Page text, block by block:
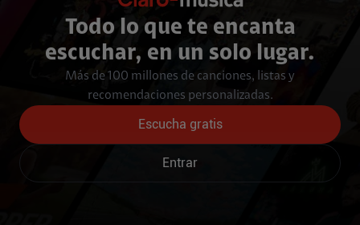
Todo lo que te encanta
escuchar, en un solo lugar.
Más de 100 millones de canciones, listas y
recomendaciones personalizadas.
Escucha gratis
Entrar